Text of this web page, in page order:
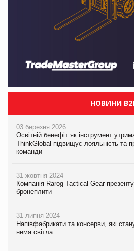
НОВИНИ
03 березня 2026
Освітній бенефіт як інструмент
ThinkGlobal підвищує лояльність та
команди
31 жовтня 2024
Компанія Rarog Tactical Gear
бронеплити
31 липня 2024
Напівфабрикати та консерви, які
нема світла